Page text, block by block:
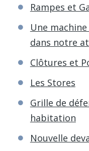
Rampes et
Une
dans notre
Clôtures et
Les Stores
Grille de
habitation
Nouvelle